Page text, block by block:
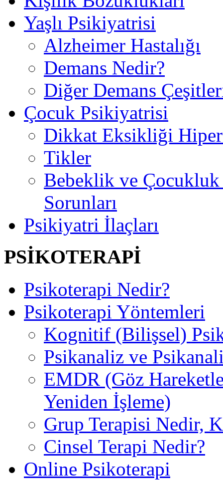
Yaşlı Psikiyatrisi
Alzheimer Hastalığı
Demans Nedir?
Diğer Demans
Çocuk Psikiyatrisi
Dikkat Eksikliği
Tikler
Bebeklik ve
Sorunları
Psikiyatri İlaçları
PSİKOTERAPİ
Psikoterapi Nedir?
Psikoterapi Yöntemleri
Kognitif (Bilişsel)
Psikanaliz ve
EMDR (Göz
Yeniden İşleme)
Grup Terapisi Nedir,
Cinsel Terapi Nedir?
Online Psikoterapi